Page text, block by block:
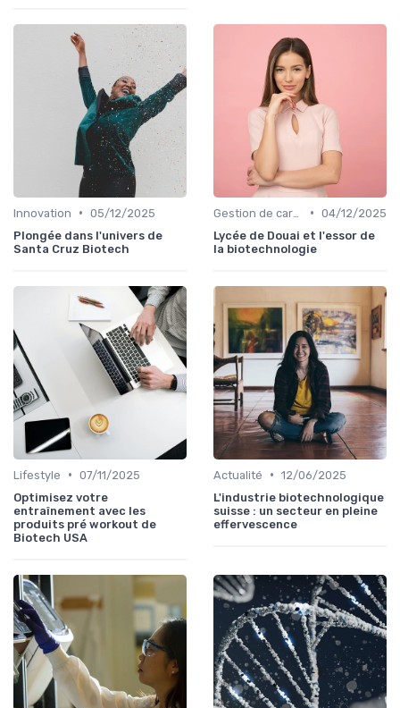
Innovation • 05/12/2025
Plongée dans l'univers de
Santa Cruz Biotech
• 04/12/2025
Lycée de Douai et l'essor de
la biotechnologie
Lifestyle • 07/11/2025
Optimisez votre
entraînement avec les
produits pré workout de
Biotech USA
Actualité • 12/06/2025
L'industrie biotechnologique
suisse : un secteur en pleine
effervescence